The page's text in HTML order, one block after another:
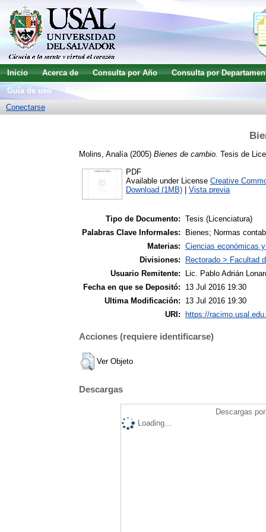
Inicio Acerca de Consulta por Año
Consulta por
Guía de uso
Conectarse
Molins, Analía (2005) Bienes de cambio. Tesis de
PDF
Available under License Creative
Download (1MB)
Vista previa
Tipo de Documento: Tesis (Licenciatura)
Palabras Clave Informales:
Bienes; Normas
Materias: Ciencias económicas
Divisiones:
Rectorado > Facultad
Usuario Remitente:
Lic. Pablo Adrián
Fecha en que se Depositó:
13 Jul 2016 19:30
Ultima Modificación:
13 Jul 2016 19:30
URI:
https://
Acciones (requiere identificarse)
Ver Objeto
Descargas
Descargas
Loading...